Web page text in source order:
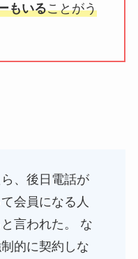
もいることがう
、後日電話が
会員になる人
言われた。 な
的に契約しな